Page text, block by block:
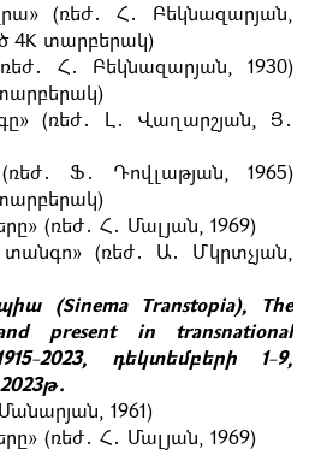
(ռեժ․ Հ․ Բեկնազարյան,
4K տարբերակ)
Հ․ Բեկնազարյան, 1930)
(ռեժ․ Լ․ Վաղարշյան, Յ․
Ֆ․ Դովլաթյան, 1965)
(ռեժ․ Հ․ Մալյան, 1969)
(ռեժ․ Ա․ Մկրտչյան,
(Sinema Transtopia), The
present in transnational
2023, դեկտեմբերի 1-9,
1961)
(ռեժ․ Հ․ Մալյան, 1969)